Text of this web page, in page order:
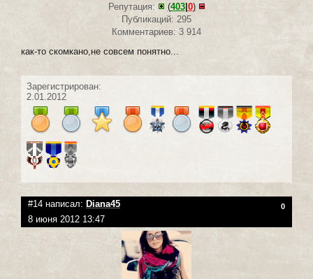
Репутация:
(403| 0)
Публикаций: 295
Комментариев: 3 914
как-то скомкано,не совсем понятно...
Зарегистрирован:
2.01.2012
#14 написал: Diana45 0
8 июня 2012 13:47